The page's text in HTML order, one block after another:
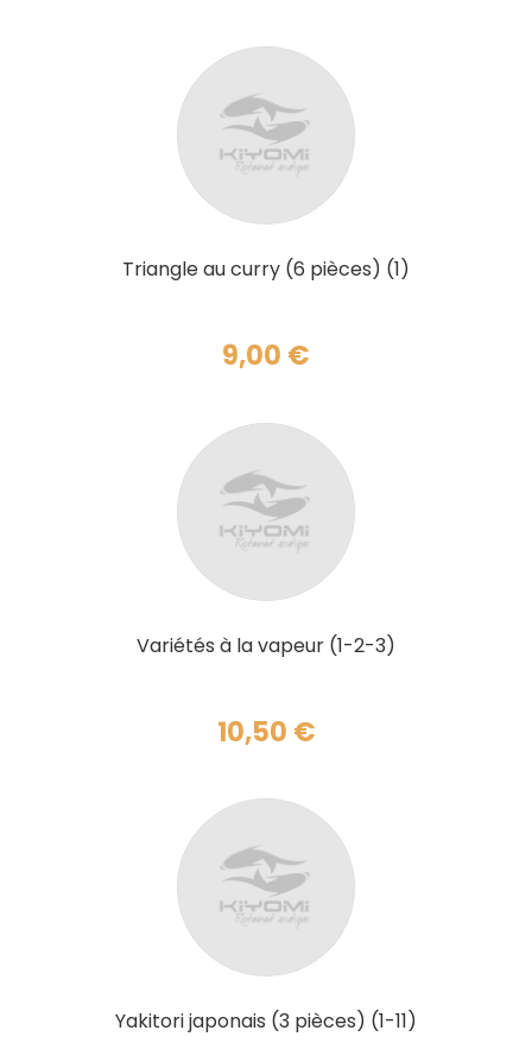
Triangle au curry (6 pièces) (1)
9,00 €
Variétés à la vapeur (1-2-3)
10,50 €
Yakitori japonais (3 pièces) (1-11)